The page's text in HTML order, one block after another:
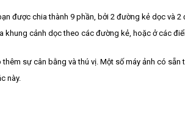
được chia thành 9 phần, bởi 2 đường kẻ dọc và
khung cảnh dọc theo các đường kẻ, hoặc ở các
sự cân bằng và thú vị. Một số máy ảnh có
này.